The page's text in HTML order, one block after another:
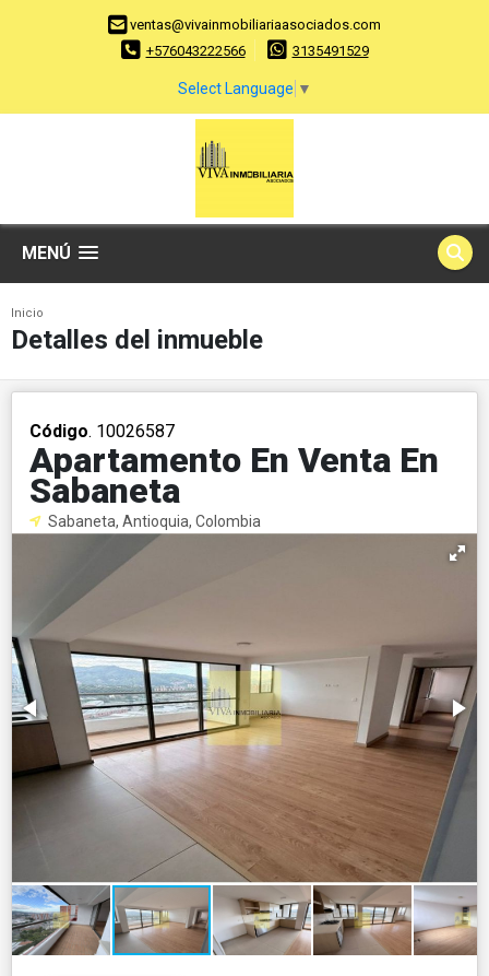
ventas@vivainmobiliariaasociados.com
+576043222566
3135491529
Select Language ▼
MENÚ
Inicio
Detalles del inmueble
Código. 10026587
Apartamento En Venta En
Sabaneta
Sabaneta, Antioquia, Colombia